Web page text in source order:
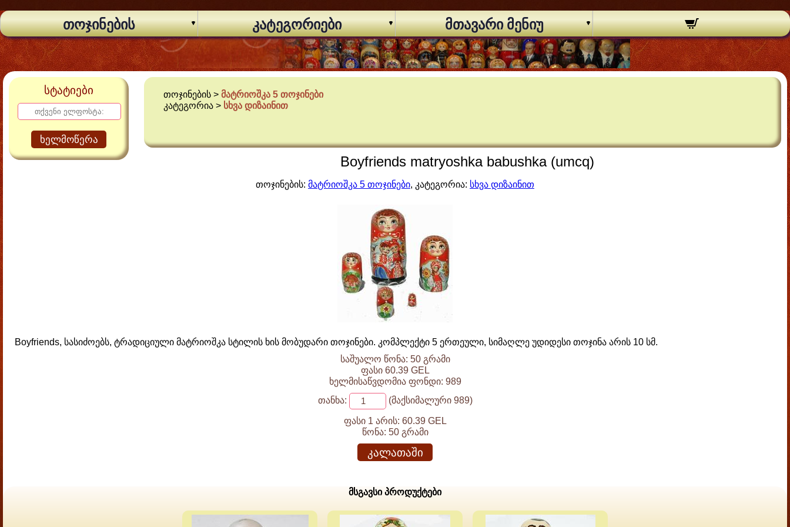
თოჯინების კატეგორიები მთავარი მენიუ
სტატიები
ხელმოწერა
თოჯინების >მატრიოშკა 5 თოჯინები
კატეგორია > სხვა დიზაინით
Boyfriends matryoshka babushka (umcq)
თოჯინების: მატრიოშკა 5 თოჯინები, კატეგორია: სხვა დიზაინით
Boyfriends, სასიძოებს, ტრადიციული მატრიოშკა სტილის ხის მობუდარი თოჯინები. კომპლექტი 5 ერთეული, სიმაღლე უდიდესი თოჯინა არის 10 სმ.
საშუალო წონა: 50 გრამი
ფასი 60.39 GEL
ხელმისაწვდომია ფონდი: 989
თანხა:
(მაქსიმალური 989)
ფასი 1 არის: 60.39 GEL
წონა: 50 გრამი
კალათაში
მსგავსი პროდუქტები